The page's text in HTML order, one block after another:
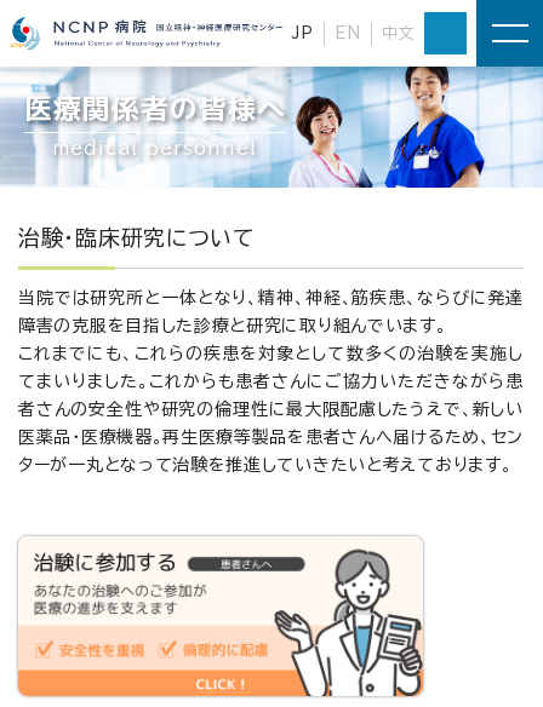
JP EN 中文
医療関係者の皆様へ
medical personnel
治験・臨床研究について
当院では研究所と一体となり、精神、神経、筋疾患、ならびに発達
障害の克服を目指した診療と研究に取り組んでいます。
これまでにも、これらの疾患を対象として数多くの治験を実施し
てまいりました。これからも患者さんにご協力いただきながら患
者さんの安全性や研究の倫理性に最大限配慮したうえで、新しい
医薬品・医療機器。再生医療等製品を患者さんへ届けるため、セン
ターが一丸となって治験を推進していきたいと考えております。